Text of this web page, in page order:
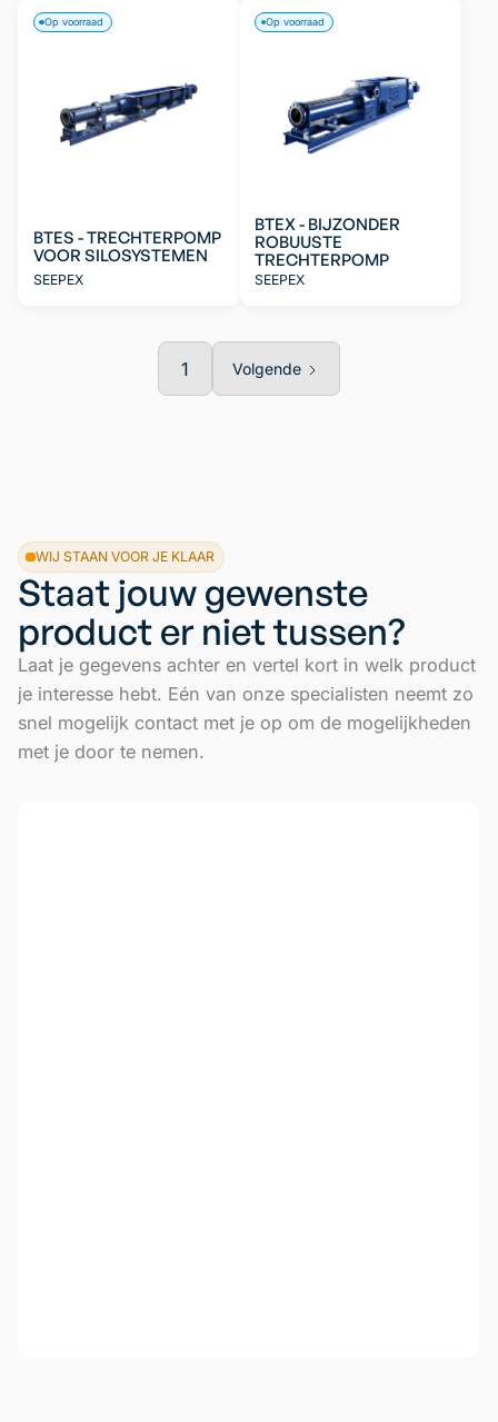
BTES - TRECHTERPOMP
VOOR SILOSYSTEMEN
SEEPEX
Op voorraad
BTEX - BIJZONDER
ROBUUSTE
TRECHTERPOMP
SEEPEX
Op voorraad
1 Volgende
WIJ STAAN VOOR JE KLAAR
Staat jouw gewenste
product er niet tussen?
Laat je gegevens achter en vertel kort in welk product
je interesse hebt. Eén van onze specialisten neemt zo
snel mogelijk contact met je op om de mogelijkheden
met je door te nemen.